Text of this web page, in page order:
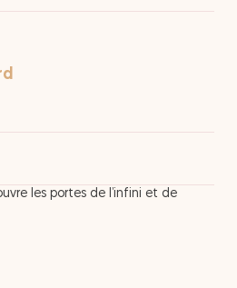
les portes de l’infini et de